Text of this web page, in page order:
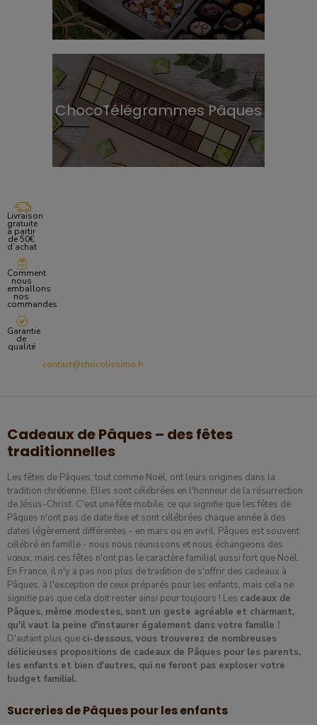
ChocoTélégrammes Pâques
Livraison
gratuite
à partir
de 50€
d’achat
Comment
nous
emballons
nos
commandes
Garantie
de
qualité
contact@chocolissimo.fr
Cadeaux de Pâques – des fêtes
traditionnelles
Les fêtes de Pâques, tout comme Noël, ont leurs origines dans la
tradition chrétienne. Elles sont célébrées en l'honneur de la résurrection
de Jésus-Christ. C'est une fête mobile, ce qui signifie que les fêtes de
Pâques n'ont pas de date fixe et sont célébrées chaque année à des
dates légèrement différentes - en mars ou en avril. Pâques est souvent
célébré en famille - nous nous réunissons et nous échangeons des
vœux, mais ces fêtes n'ont pas le caractère familial aussi fort que Noël.
En France, il n'y a pas non plus de tradition de s'offrir des cadeaux à
Pâques, à l'exception de ceux préparés pour les enfants, mais cela ne
signifie pas que cela doit rester ainsi pour toujours ! Les cadeaux de
Pâques, même modestes, sont un geste agréable et charmant,
qu'il vaut la peine d'instaurer également dans votre famille !
D'autant plus que ci-dessous, vous trouverez de nombreuses
délicieuses propositions de cadeaux de Pâques pour les parents,
les enfants et bien d'autres, qui ne feront pas exploser votre
budget familial.
Sucreries de Pâques pour les enfants